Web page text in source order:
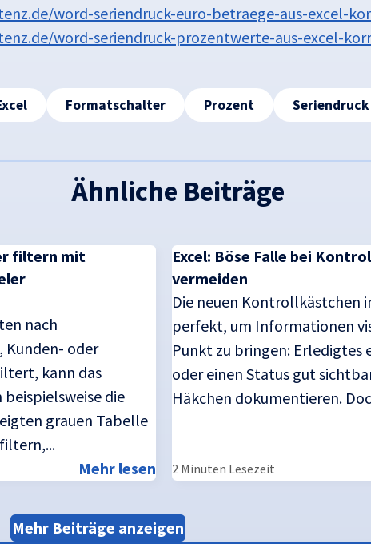
word-seriendruck-euro-betraege-aus-excel-
word-seriendruck-prozentwerte-aus-excel-
Formatschalter Prozent Seriendruck
Ähnliche Beiträge
filtern mit
nach
oder
kann das
die
grauen Tabelle
Mehr lesen
Excel: Böse Falle bei
vermeiden
Die neuen Kontrollkästchen
perfekt, um Informationen
Punkt zu bringen: Erledigtes
oder einen Status gut
Häkchen dokumentieren.
2 Minuten Lesezeit
Mehr Beiträge anzeigen